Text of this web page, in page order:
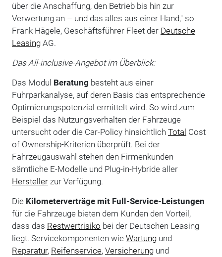
über die Anschaffung, den Betrieb bis hin zur
Verwertung an – und das alles aus einer Hand," so
Frank Hägele, Geschäftsführer Fleet der Deutsche
LeasingAG.
Das All-inclusive-Angebot im Überblick:
Das Modul Beratung besteht aus einer
Fuhrparkanalyse, auf deren Basis das entsprechende
Optimierungspotenzial ermittelt wird. So wird zum
Beispiel das Nutzungsverhalten der Fahrzeuge
untersucht oder die Car-Policy hinsichtlich Total Cost
of Ownership-Kriterien überprüft. Bei der
Fahrzeugauswahl stehen den Firmenkunden
sämtliche E-Modelle und Plug-in-Hybride aller
Herstellerzur Verfügung.
Die Kilometerverträge mit Full-Service-Leistungen
für die Fahrzeuge bieten dem Kunden den Vorteil,
dass das Restwertrisiko bei der Deutschen Leasing
liegt. Servicekomponenten wie Wartungund
Reparatur, Reifenservice, Versicherungund